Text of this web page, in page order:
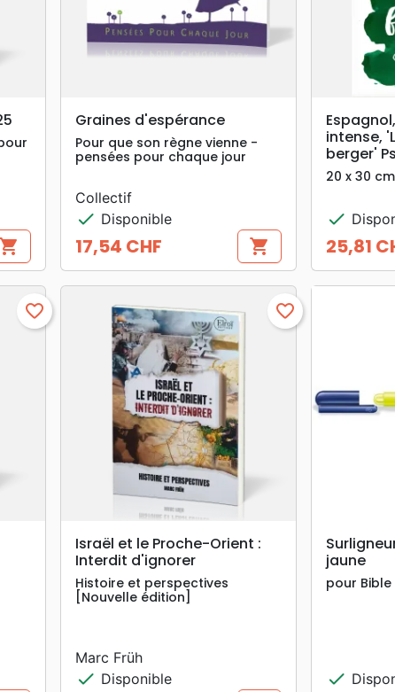
shopping_cart
APERÇU RAPIDE
Graines d'espérance
Pour que son règne vienne -
pensées pour chaque jour
Collectif
check Disponible
Prix
17,54 CHF shopping_cart
intense,
berger'
20 x 30 cm
check
Prix
25,81
favorite_border
search APERÇU RAPIDE
favorite_border
Israël et le Proche-Orient :
Interdit d'ignorer
Histoire et perspectives
[Nouvelle édition]
Marc Früh
check Disponible
jaune
pour Bible
check